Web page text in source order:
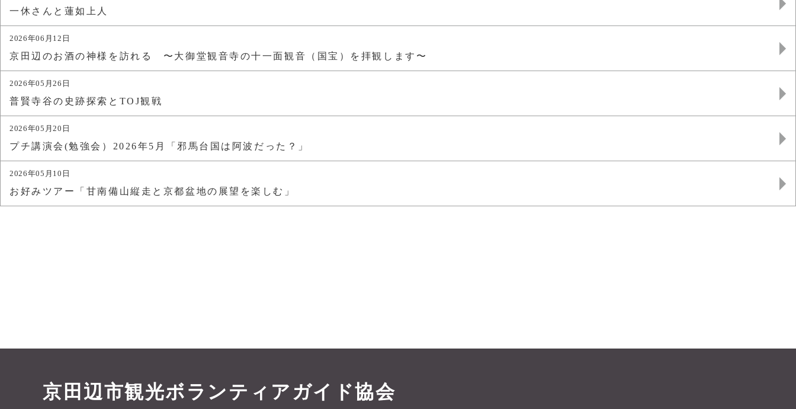
一休さんと蓮如上人
2026年06月12日
京田辺のお酒の神様を訪れる 〜大御堂観音寺の十一面観音（国宝）を拝観します〜
2026年05月26日
普賢寺谷の史跡探索とTOJ観戦
2026年05月20日
プチ講演会(勉強会）2026年5月「邪馬台国は阿波だった？」
2026年05月10日
お好みツアー「甘南備山縦走と京都盆地の展望を楽しむ」
京田辺市観光ボランティアガイド協会